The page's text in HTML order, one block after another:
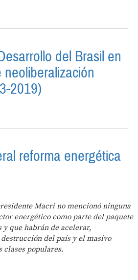
DE SALUD
del Brasil en
2019)
RECIENTE (2003-
reforma energética
Macri no mencionó ninguna
energético como parte del paquete
y que habrán de acelerar,
del país y el masivo
clases populares.